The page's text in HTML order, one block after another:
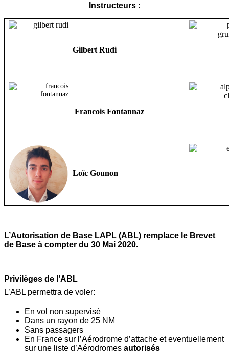
Instructeurs :
Gilbert Rudi
Francois Fontannaz
Loïc Gounon
L’Autorisation de Base LAPL (ABL) remplace le Brevet
de Base à compter du 30 Mai 2020.
Privilèges de l’ABL
L’ABL permettra de voler:
En vol non supervisé
Dans un rayon de 25 NM
Sans passagers
En France sur l’Aérodrome d’attache et eventuellement
sur une liste d’Aérodromes autorisés